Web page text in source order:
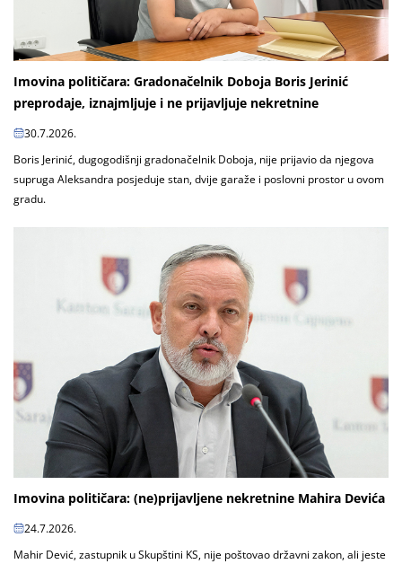
Imovina političara: Gradonačelnik Doboja Boris Jerinić
preprodaje, iznajmljuje i ne prijavljuje nekretnine
30.7.2026.
Boris Jerinić, dugogodišnji gradonačelnik Doboja, nije prijavio da njegova
supruga Aleksandra posjeduje stan, dvije garaže i poslovni prostor u ovom
gradu.
Imovina političara: (ne)prijavljene nekretnine Mahira Devića
24.7.2026.
Mahir Dević, zastupnik u Skupštini KS, nije poštovao državni zakon, ali jeste